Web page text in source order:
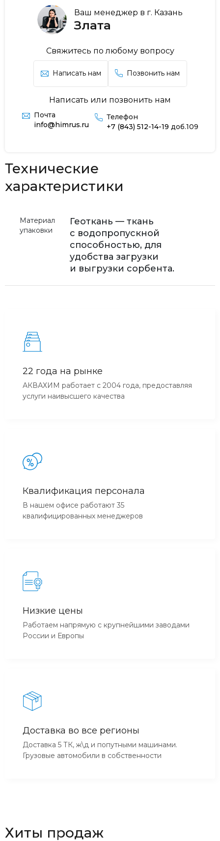
Ваш менеджер в г. Казань
Злата
Свяжитесь по любому вопросу
Написать нам Позвонить нам
Написать или позвонить нам
Почта
info@himrus.ru
Телефон
+7 (843) 512-14-19 доб.109
Технические
характеристики
Материал
упаковки
Геоткань — ткань
с водопропускной
способностью, для
удобства загрузки
и выгрузки сорбента.
22 года на рынке
АКВАХИМ работает с 2004 года, предоставляя
услуги наивысшего качества
Квалификация персонала
В нашем офисе работают 35
квалифицированных менеджеров
Низкие цены
Работаем напрямую с крупнейшими заводами
России и Европы
Доставка во все регионы
Доставка 5 ТК, ж\д и попутными машинами.
Грузовые автомобили в собственности
Хиты продаж